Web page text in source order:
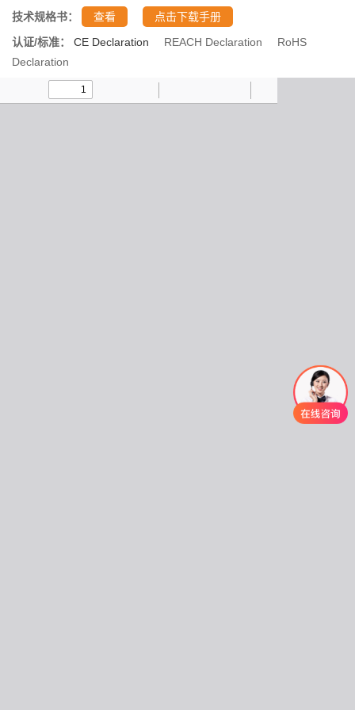
技术规格书： 查看
点击下载手册
认证/标准：
CE Declaration REACH Declaration
RoHS
Declaration